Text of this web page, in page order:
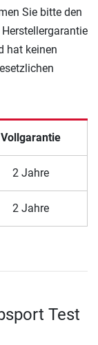
Sie bitte den
hat keinen
Vollgarantie
2 Jahre
2 Jahre
Test